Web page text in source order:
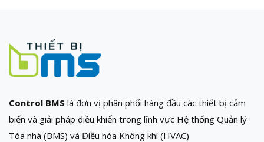
Control BMS là đơn vị phân phối hàng đầu các thiết bị cảm
biến và giải pháp điều khiển trong lĩnh vực Hệ thống Quản lý
Tòa nhà (BMS) và Điều hòa Không khí (HVAC)